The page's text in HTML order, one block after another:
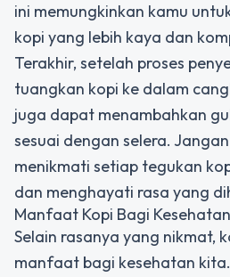
ini memungkinkan kamu
kopi yang lebih kaya dan
Terakhir, setelah proses
tuangkan kopi ke dalam
juga dapat menambahkan
sesuai dengan selera.
menikmati setiap tegukan
dan menghayati rasa yang
Manfaat Kopi Bagi Kesehatan
Selain rasanya yang nikmat,
manfaat bagi kesehatan